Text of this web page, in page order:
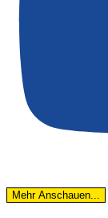
Mehr Anschauen...